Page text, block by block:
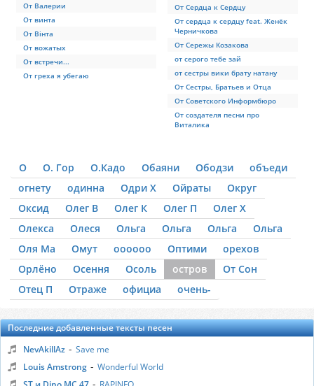
От Валерии
От винта
От Вінта
От вожатых
От встречи...
От греха я убегаю
От Сердца к Сердцу
От сердца к сердцу feat. Женёк
Черничкова
От Сережы Козакова
от серого тебе зай
от сестры вики брату натану
От Сестры, Братьев и Отца
От Советского Информбюро
От создателя песни про
Виталика
О О. Гор О.Кадо Обаяни Ободзи
объеди
огнету
одинна Одри Х Ойраты
Округ
Оксид
Олег В Олег К Олег П
Олег Х
Олекса
Олеся Ольга Ольга Ольга
Ольга
Оля Ма
Омут оооооо Оптими
орехов
Орлёно
Осення Осоль остров
От Сон
Отец П
Отраже официа очень-
Последние добавленные тексты песен
NevAkillAz - Save me
Louis Amstrong - Wonderful World